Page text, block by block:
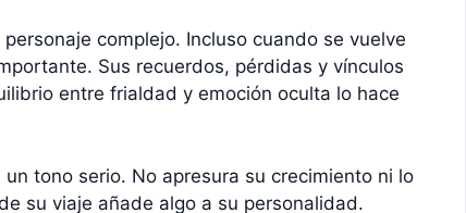
complejo. Incluso cuando se vuelve
Sus recuerdos, pérdidas y vínculos
entre frialdad y emoción oculta lo hace
tono serio. No apresura su crecimiento ni lo
su viaje añade algo a su personalidad.